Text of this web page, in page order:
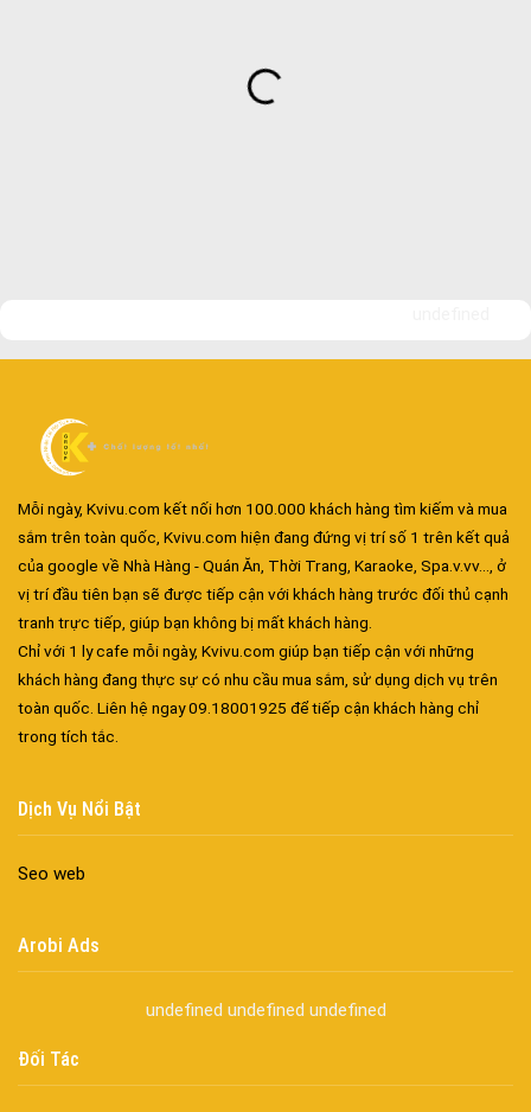
Mỗi ngày, Kvivu.com kết nối hơn 100.000 khách hàng tìm kiếm và mua
sắm trên toàn quốc, Kvivu.com hiện đang đứng vị trí số 1 trên kết quả
của google về Nhà Hàng - Quán Ăn, Thời Trang, Karaoke, Spa.v.vv..., ở
vị trí đầu tiên bạn sẽ được tiếp cận với khách hàng trước đối thủ cạnh
tranh trực tiếp, giúp bạn không bị mất khách hàng.
Chỉ với 1 ly cafe mỗi ngày, Kvivu.com giúp bạn tiếp cận với những
khách hàng đang thực sự có nhu cầu mua sắm, sử dụng dịch vụ trên
toàn quốc. Liên hệ ngay 09.18001925 để tiếp cận khách hàng chỉ
trong tích tắc.
Dịch Vụ Nổi Bật
Seo web
Arobi Ads
undefined undefined undefined
Đối Tác
Cửa nhôm chống gió mưa – Hiên ngang giữa thời tiết khắc
Cửa nhôm thông gió – Đưa sinh khí vào ngôi nhà của bạn
Cửa nhôm trượt view lớn – Nâng tầm đẳng cấp sống
Cửa sổ trượt đứng – Điểm nhấn sáng tạo trong kiến trúc
Cửa thép vân gỗ Nhật Bản – Mảnh ghép cho phong cách kiến